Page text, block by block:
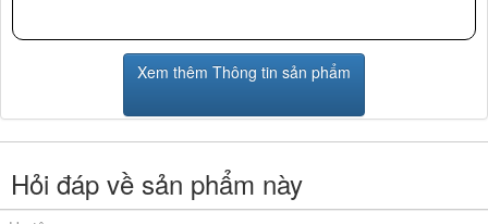
Xem thêm Thông tin sản phẩm
Hỏi đáp về sản phẩm này